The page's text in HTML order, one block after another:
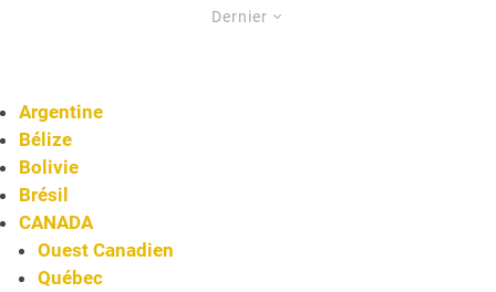
Dernier
Argentine
Bélize
Bolivie
Brésil
CANADA
Ouest Canadien
Québec